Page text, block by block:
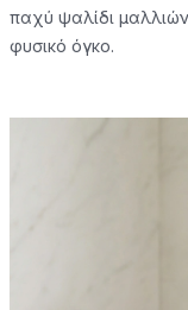
παχύ ψαλίδι
φυσικό όγκο.